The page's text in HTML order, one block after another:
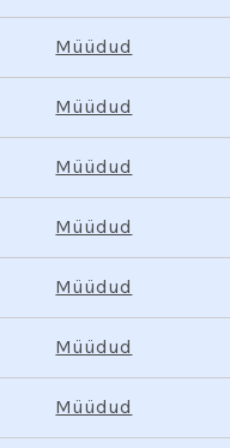
Müüdud
Müüdud
Müüdud
Müüdud
Müüdud
Müüdud
Müüdud